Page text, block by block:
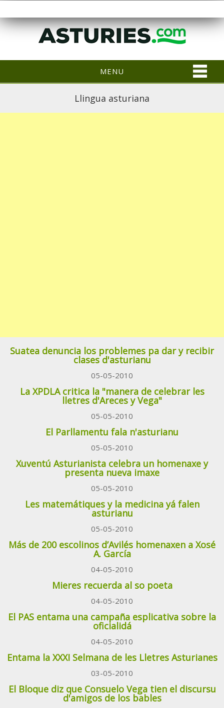
MENU
Llingua asturiana
Suatea denuncia los problemes pa dar y recibir
clases d'asturianu
05-05-2010
La XPDLA critica la "manera de celebrar les
lletres d'Areces y Vega"
05-05-2010
El Parllamentu fala n'asturianu
05-05-2010
Xuventú Asturianista celebra un homenaxe y
presenta nueva imaxe
05-05-2010
Les matemátiques y la medicina yá falen
asturianu
05-05-2010
Más de 200 escolinos d’Avilés homenaxen a Xosé
A. García
04-05-2010
Mieres recuerda al so poeta
04-05-2010
El PAS entama una campaña esplicativa sobre la
oficialidá
04-05-2010
Entama la XXXI Selmana de les Lletres Asturianes
03-05-2010
El Bloque diz que Consuelo Vega tien el discursu
d'amigos de los bables